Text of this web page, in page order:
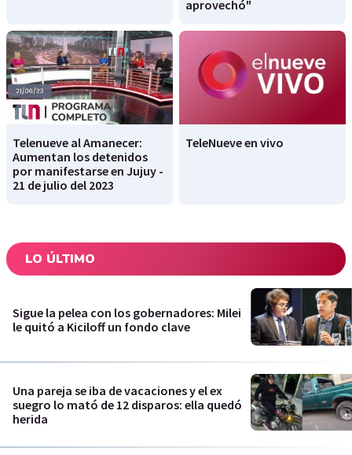
aprovechó"
Telenueve al Amanecer:
Aumentan los detenidos
por manifestarse en Jujuy -
21 de julio del 2023
TeleNueve en vivo
LO ÚLTIMO
Sigue la pelea con los gobernadores: Milei
le quitó a Kiciloff un fondo clave
Una pareja se iba de vacaciones y el ex
suegro lo mató de 12 disparos: ella quedó
herida